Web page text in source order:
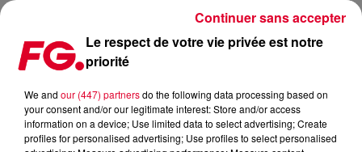
MAINSTAGE : FIREBEATZ
Le respect de votre vie privée est notre
priorité
We and our (447) partnersdo the following data processing based on
your consent and/or our legitimate interest: Store and/or access
information on a device; Use limited data to select advertising; Create
profiles for personalised advertising; Use profiles to select personalised
Continuer sans accepter